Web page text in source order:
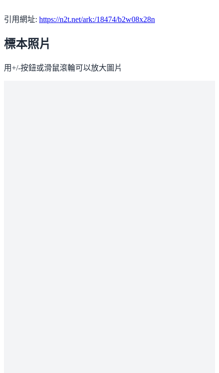
引用網址: https://n2t.net/ark:/18474/b2w08x28n
標本照片
用+/-按鈕或滑鼠滾輪可以放大圖片